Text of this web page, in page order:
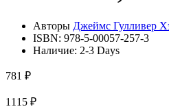
Авторы Джеймс Гулливер
ISBN: 978-5-00057-257-3
Наличие: 2-3 Days
781 ₽
1115 ₽